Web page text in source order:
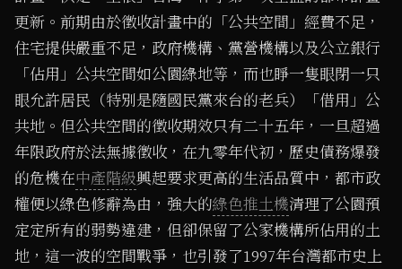
更新。前期由於徵收計畫中的「公共空間」經費不足，
住宅提供嚴重不足，政府機構、黨營機構以及公立銀行
「佔用」公共空間如公園綠地等，而也睜一隻眼閉一只
眼允許居民（特別是隨國民黨來台的老兵）「借用」公
共地。但公共空間的徵收期效只有二十五年，一旦超過
年限政府於法無據徵收，在九零年代初，歷史債務爆發
的危機在中產階級興起要求更高的生活品質中，都市政
權便以綠色修辭為由，強大的綠色推土機清理了公園預
定定所有的弱勢違建，但卻保留了公家機構所佔用的土
地，這一波的空間戰爭，也引發了1997年台灣都市史上